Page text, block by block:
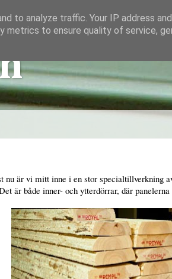
nu är vi mitt inne i en stor specialtillverkning
är både inner- och ytterdörrar, där
to analyze traffic. Your IP address
metrics to ensure quality of service,